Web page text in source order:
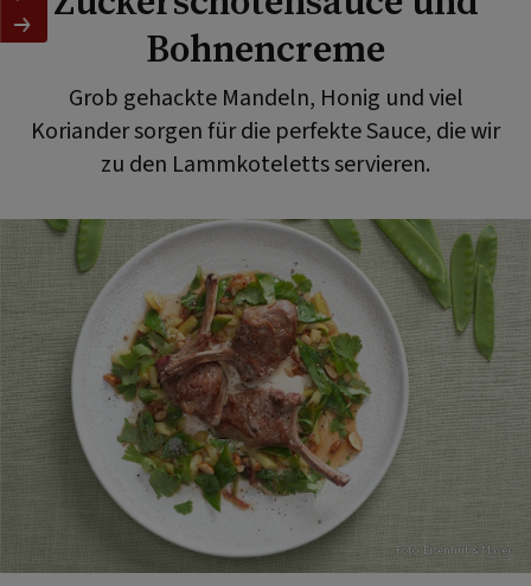
Bohnencreme
Grob gehackte Mandeln, Honig und viel
Koriander sorgen für die perfekte Sauce, die wir
zu den Lammkoteletts servieren.
Foto: Eisenhut & Mayer